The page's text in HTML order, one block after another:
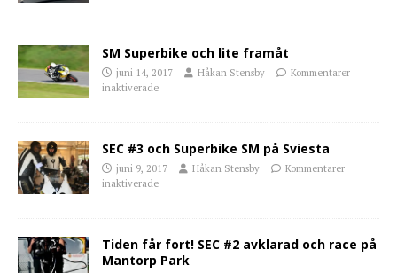
SM Superbike och lite framåt
juni 14, 2017 Håkan Stensby
Kommentarer
inaktiverade
SEC #3 och Superbike SM på Sviesta
juni 9, 2017 Håkan Stensby
Kommentarer
inaktiverade
Tiden får fort! SEC #2 avklarad och race på
Mantorp Park